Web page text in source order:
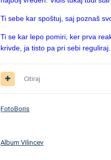
Ti sebe kar spoštuj, saj poznaš
Ti se kar lepo pomiri, ker prva
krivde, ja tisto pa pri sebi
Citiraj
FotoBoris
Album Vilincev